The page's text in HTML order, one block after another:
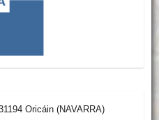
Oricáin (NAVARRA)